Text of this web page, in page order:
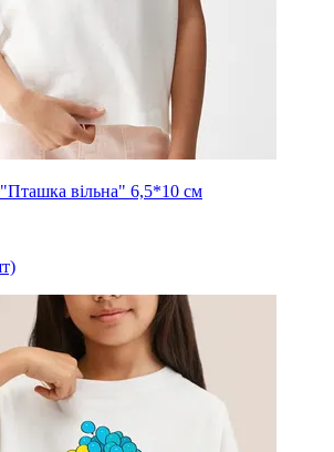
вільна" 6,5*10 см